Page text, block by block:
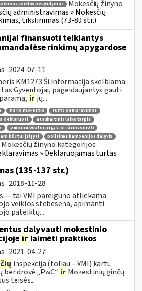
laikinas veiklos nevykdymas
Mokesčių žinyno
administravimas » Mokesčių
tikslinimas (73-80 str.)
finansuoti teikiantys
rinkimų apygardose
2024-07-11
KM1273 Ši informacija skelbiama:
Gyventojai, pageidaujantys gauti
ir jų...
nario mokestis
turto deklaravimas
deklaruoti
ataskaitinis laikotarpis
parama būstui įsigyti ar išsinuomoti
būstui įsigyti
politinės kampanijos dalyvis
Mokesčių žinyno kategorijos:
» Deklaruojamas turtas
(135-137 str.)
2018-11-28
— tai VMI pareigūno atliekama
veiklos stebėsena, apimanti
pateiktų...
dalyvauti mokestinio
ir laimėti praktikos
2021-04-27
inspekcija (toliau – VMI) kartu
„PwC“ ir Mokestinių ginčų
teisės...